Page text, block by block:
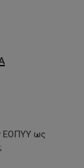
ΕΟΠΥΥ ως